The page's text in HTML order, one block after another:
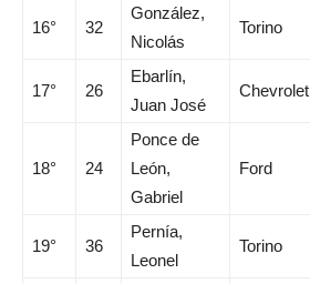
16° 32
González,
Nicolás
Torino
17° 26
Ebarlín,
Juan José
Chevrolet
18° 24
Ponce de
León,
Gabriel
Ford
19° 36
Pernía,
Leonel
Torino